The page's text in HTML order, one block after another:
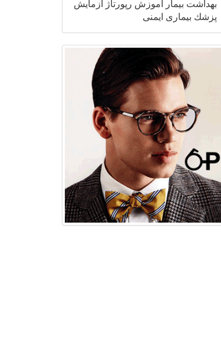
بهداشت بیمار آموزش رپورتاژ
آزمایش
پزشك بیماری ایمنی